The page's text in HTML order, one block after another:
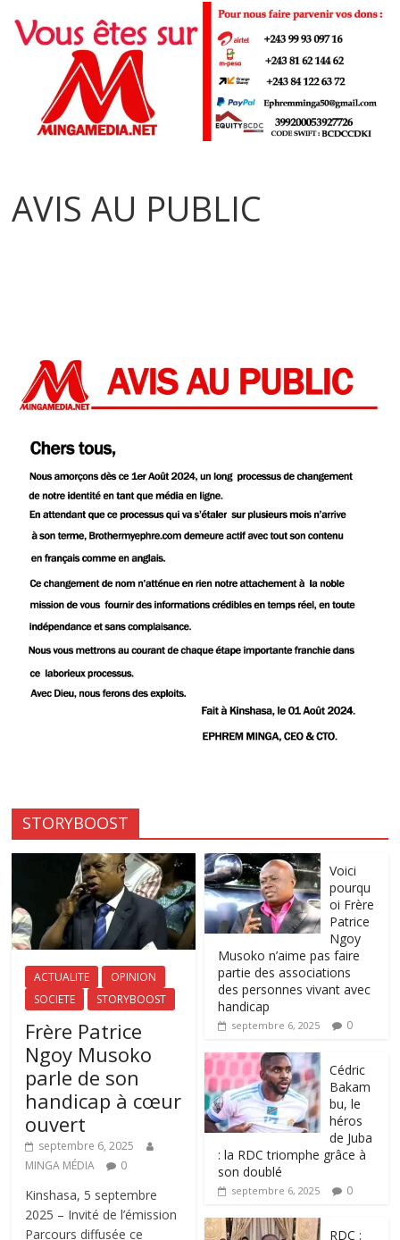
AVIS AU PUBLIC
STORYBOOST
ACTUALITE
OPINION
SOCIETE
STORYBOOST
Frère Patrice
Ngoy Musoko
parle de son
handicap à cœur
ouvert
septembre 6, 2025
MINGA MÉDIA
0
Kinshasa, 5 septembre
2025 – Invité de l’émission
Parcours diffusée ce
Voici
pourqu
oi Frère
Patrice
Ngoy
Musoko n’aime pas faire
partie des associations
des personnes vivant avec
handicap
septembre 6, 2025 0
‎Cédric
Bakam
bu, le
héros
de Juba
: la RDC triomphe grâce à
son doublé
septembre 6, 2025 0
RDC :